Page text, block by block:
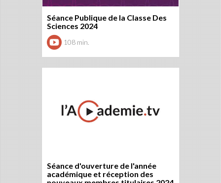
Séance Publique de la Classe Des
Sciences 2024
108 min.
Séance d'ouverture de l'année
académique et réception des